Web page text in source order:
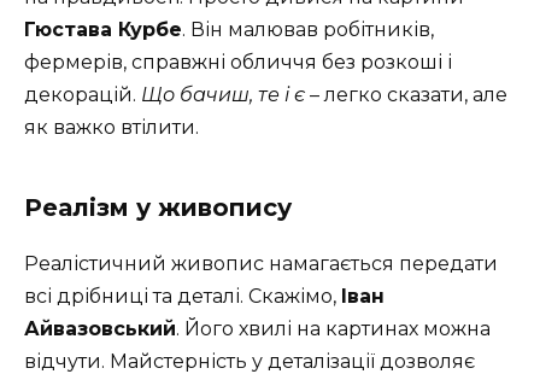
Гюстава Курбе. Він малював робітників,
фермерів, справжні обличчя без розкоші і
декорацій. Що бачиш, те і є – легко сказати, але
як важко втілити.
Реалізм у живопису
Реалістичний живопис намагається передати
всі дрібниці та деталі. Скажімо, Іван
Айвазовський. Його хвилі на картинах можна
відчути. Майстерність у деталізації дозволяє